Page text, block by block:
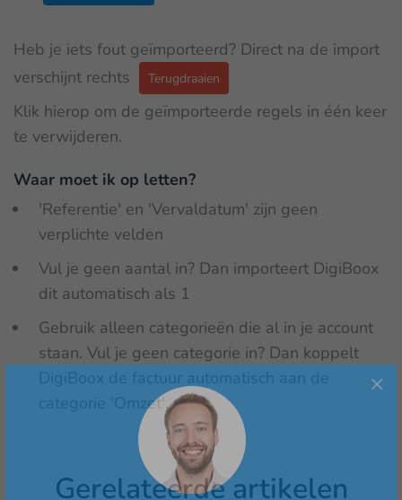
Heb je iets fout geïmporteerd? Direct na de import
verschijnt rechts
Terugdraaien
Klik hierop om de geïmporteerde regels in één keer
te verwijderen.
Waar moet ik op letten?
'Referentie' en 'Vervaldatum' zijn geen
verplichte velden
Vul je geen aantal in? Dan importeert DigiBoox
dit automatisch als 1
Gebruik alleen categorieën die al in je account
staan. Vul je geen categorie in? Dan koppelt
DigiBoox de factuur automatisch aan de
categorie 'Omzet'.
Gerelateerde artikelen